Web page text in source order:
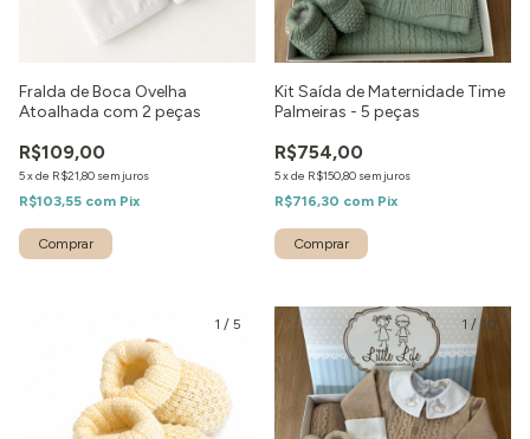
Fralda de Boca Ovelha
Atoalhada com 2 peças
R$109,00
5xde R$21,80 sem juros
R$103,55 com Pix
Kit Saída de Maternidade Time
Palmeiras - 5 peças
R$754,00
5xde R$150,80 sem juros
R$716,30 com Pix
1 / 5 1 /10